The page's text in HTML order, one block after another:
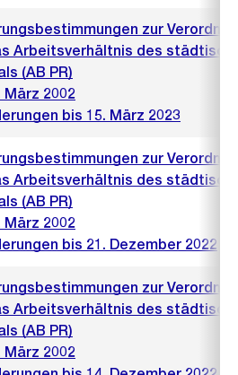
zur
Arbeitsverhältnis des
(AB PR)
März 2002
bis 15. März 2023
zur
Arbeitsverhältnis des
(AB PR)
März 2002
bis 21. Dezember 2022
zur
Arbeitsverhältnis des
(AB PR)
März 2002